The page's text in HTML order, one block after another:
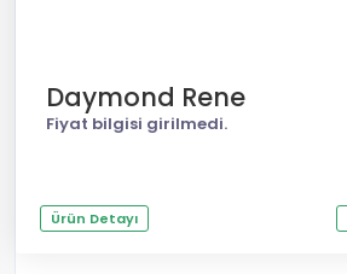
Daymond Rene
Fiyat bilgisi girilmedi.
Ürün Detayı